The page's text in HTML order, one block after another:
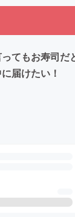
てもお寿司
届けたい！